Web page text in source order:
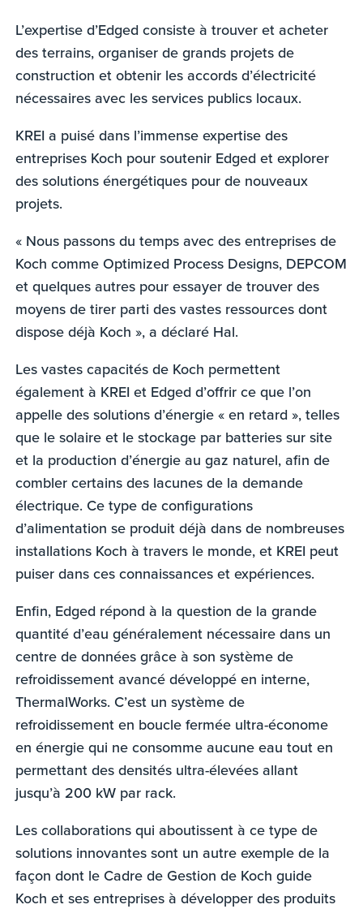
L’expertise d’Edged consiste à trouver et acheter
des terrains, organiser de grands projets de
construction et obtenir les accords d’électricité
nécessaires avec les services publics locaux.
KREI a puisé dans l’immense expertise des
entreprises Koch pour soutenir Edged et explorer
des solutions énergétiques pour de nouveaux
projets.
« Nous passons du temps avec des entreprises de
Koch comme Optimized Process Designs, DEPCOM
et quelques autres pour essayer de trouver des
moyens de tirer parti des vastes ressources dont
dispose déjà Koch », a déclaré Hal.
Les vastes capacités de Koch permettent
également à KREI et Edged d’offrir ce que l’on
appelle des solutions d’énergie « en retard », telles
que le solaire et le stockage par batteries sur site
et la production d’énergie au gaz naturel, afin de
combler certains des lacunes de la demande
électrique. Ce type de configurations
d’alimentation se produit déjà dans de nombreuses
installations Koch à travers le monde, et KREI peut
puiser dans ces connaissances et expériences.
Enfin, Edged répond à la question de la grande
quantité d’eau généralement nécessaire dans un
centre de données grâce à son système de
refroidissement avancé développé en interne,
ThermalWorks. C’est un système de
refroidissement en boucle fermée ultra-économe
en énergie qui ne consomme aucune eau tout en
permettant des densités ultra-élevées allant
jusqu’à 200 kW par rack.
Les collaborations qui aboutissent à ce type de
solutions innovantes sont un autre exemple de la
façon dont le Cadre de Gestion de Koch guide
Koch et ses entreprises à développer des produits